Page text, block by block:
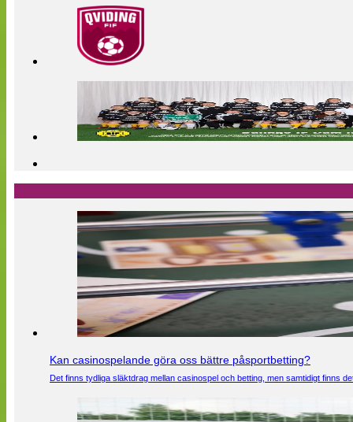
Kan casinospelande göra oss bättre påsportbetting?
Det finns tydliga släktdrag mellan casinospel och betting, men samtidigt finns